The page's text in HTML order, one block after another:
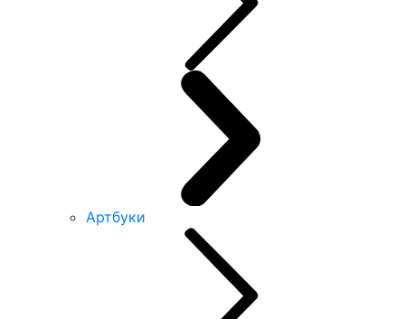
Артбуки